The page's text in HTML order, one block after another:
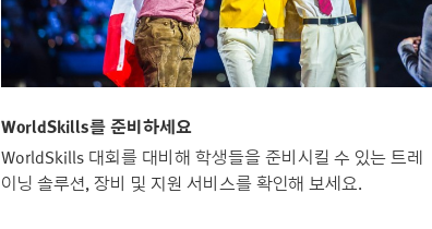
WorldSkills를 준비하세요
WorldSkills 대회를 대비해 학생들을 준비시킬 수 있는 트레
이닝 솔루션, 장비 및 지원 서비스를 확인해 보세요.